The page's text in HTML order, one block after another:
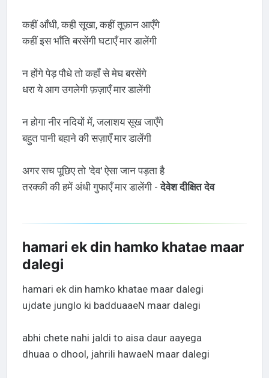
कहीं आँधी, कही सूखा, कहीं तूफ़ान आएँगे
कहीं इस भाँति बरसेंगी घटाएँ मार डालेंगी
न होंगे पेड़ पौधे तो कहाँ से मेघ बरसेंगे
धरा ये आग उगलेगी फ़ज़ाएँ मार डालेंगी
न होगा नीर नदियों में, जलाशय सूख जाएँगे
बहुत पानी बहाने की सज़ाएँ मार डालेंगी
अगर सच पूछिए तो 'देव' ऐसा जान पड़ता है
तरक्की की हमें अंधी गुफाएँ मार डालेंगी -देवेश दीक्षित देव
hamari ek din hamko khatae maar
dalegi
hamari ek din hamko khatae maar dalegi
ujdate junglo ki badduaaeN maar dalegi
abhi chete nahi jaldi to aisa daur aayega
dhuaa o dhool, jahrili hawaeN maar dalegi